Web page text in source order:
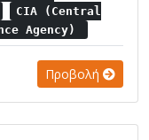
CIA (Central
Agency)
Προβολή